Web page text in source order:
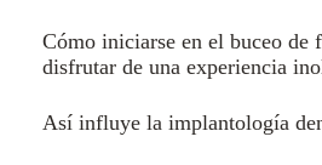
Cómo iniciarse en el buceo de
disfrutar de una experiencia
Así influye la implantología